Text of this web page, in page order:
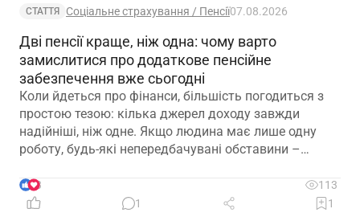
СТАТТЯ Соціальне страхування / Пенсії07.08.2026
Дві пенсії краще, ніж одна: чому варто
замислитися про додаткове пенсійне
забезпечення вже сьогодні
Коли йдеться про фінанси, більшість погодиться з
простою тезою: кілька джерел доходу завжди
надійніші, ніж одне. Якщо людина має лише одну
роботу, будь-які непередбачувані обставини –
окремій галузі – можуть миттєво позбавити її
доходу. Саме тому диверсифікація давно
3
113
1
1